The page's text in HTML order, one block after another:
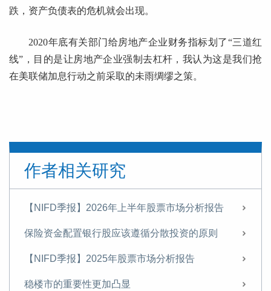
跌，资产负债表的危机就会出现。
2020年底有关部门给房地产企业财务指标划了“三道红
线”，目的是让房地产企业强制去杠杆，我认为这是我们抢
在美联储加息行动之前采取的未雨绸缪之策。
作者相关研究
【NIFD季报】2026年上半年股票市场分析报告
保险资金配置银行股应该遵循分散投资的原则
【NIFD季报】2025年股票市场分析报告
稳楼市的重要性更加凸显